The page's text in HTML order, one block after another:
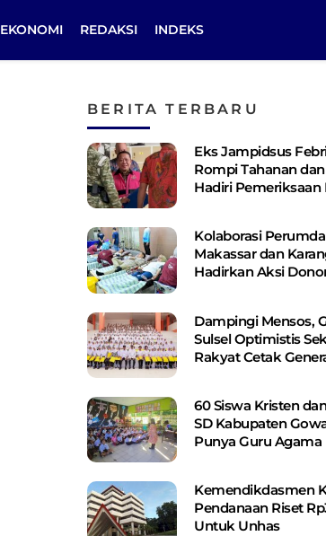
EKONOMI REDAKSI INDEKS
BERITA TERBARU
Eks Jampidsus
Rompi Tahanan
Hadiri Pemeriksaan
Kolaborasi
Makassar dan
Hadirkan Aksi
Dampingi Mensos,
Sulsel Optimistis
Rakyat Cetak
60 Siswa Kristen
SD Kabupaten
Punya Guru Agama
Kemendikdasmen
Pendanaan Riset
Untuk Unhas